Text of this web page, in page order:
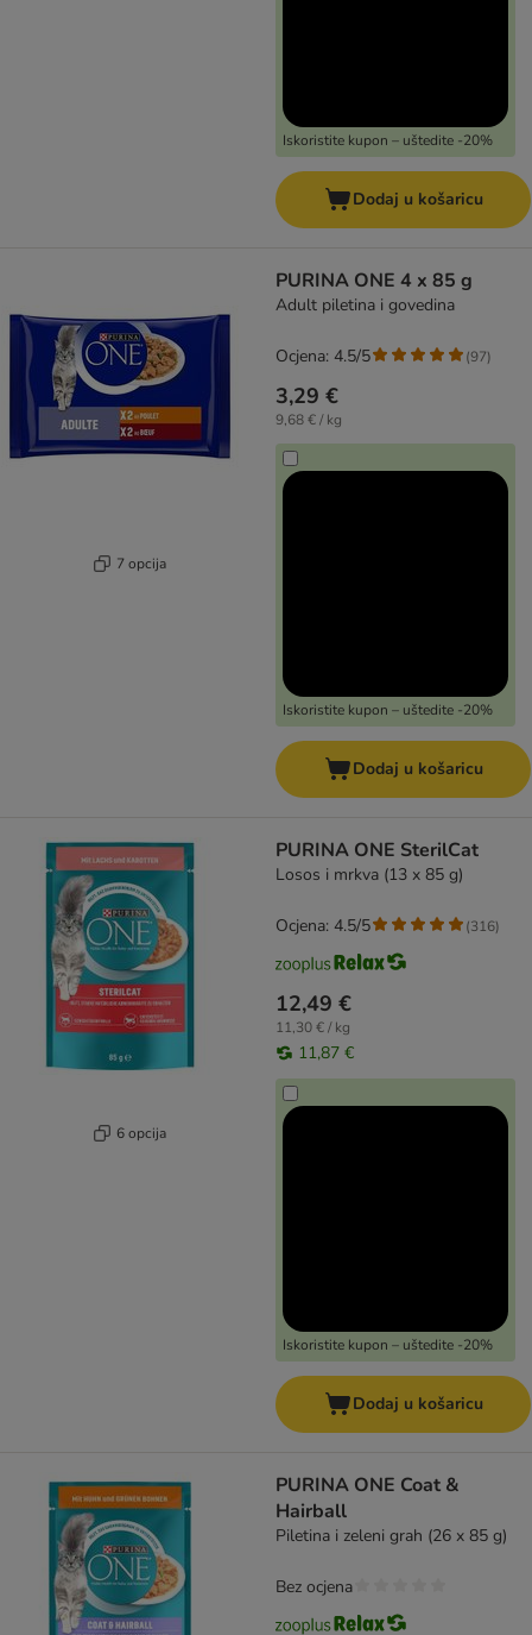
Iskoristite kupon – uštedite -20%
Dodaj u košaricu
7 opcija
PURINA ONE 4 x 85 g
Adult piletina i govedina
3,29 €
9,68 € / kg
Iskoristite kupon – uštedite -20%
Ocjena: 4.5/5 (97)
Dodaj u košaricu
6 opcija
PURINA ONE SterilCat
Losos i mrkva (13 x 85 g)
12,49 €
11,30 € / kg
11,87 €
Iskoristite kupon – uštedite -20%
Ocjena: 4.5/5 (316)
Dodaj u košaricu
PURINA ONE Coat &
Hairball
Piletina i zeleni grah (26 x 85 g)
Bez ocjena